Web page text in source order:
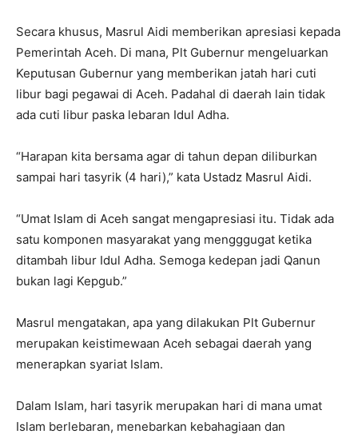
Secara khusus, Masrul Aidi memberikan apresiasi kepada
Pemerintah Aceh. Di mana, Plt Gubernur mengeluarkan
Keputusan Gubernur yang memberikan jatah hari cuti
libur bagi pegawai di Aceh. Padahal di daerah lain tidak
ada cuti libur paska lebaran Idul Adha.
“Harapan kita bersama agar di tahun depan diliburkan
sampai hari tasyrik (4 hari),” kata Ustadz Masrul Aidi.
“Umat Islam di Aceh sangat mengapresiasi itu. Tidak ada
satu komponen masyarakat yang mengggugat ketika
ditambah libur Idul Adha. Semoga kedepan jadi Qanun
bukan lagi Kepgub.”
Masrul mengatakan, apa yang dilakukan Plt Gubernur
merupakan keistimewaan Aceh sebagai daerah yang
menerapkan syariat Islam.
Dalam Islam, hari tasyrik merupakan hari di mana umat
Islam berlebaran, menebarkan kebahagiaan dan